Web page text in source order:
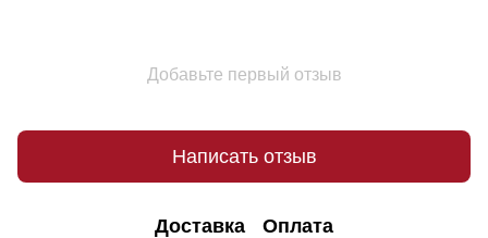
Добавьте первый отзыв
Написать отзыв
Доставка Оплата